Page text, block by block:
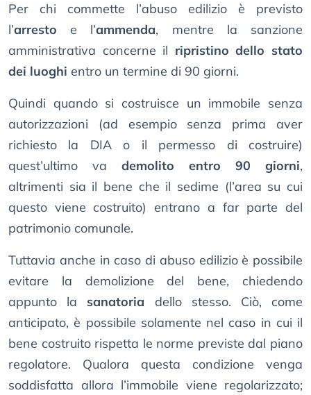
Per chi commette l’abuso edilizio è previsto
l’arresto e l’ammenda, mentre la sanzione
amministrativa concerne il ripristino dello stato
dei luoghi entro un termine di 90 giorni.
Quindi quando si costruisce un immobile senza
autorizzazioni (ad esempio senza prima aver
richiesto la DIA o il permesso di costruire)
quest’ultimo va demolito entro 90 giorni,
altrimenti sia il bene che il sedime (l’area su cui
questo viene costruito) entrano a far parte del
patrimonio comunale.
Tuttavia anche in caso di abuso edilizio è possibile
evitare la demolizione del bene, chiedendo
appunto la sanatoria dello stesso. Ciò, come
anticipato, è possibile solamente nel caso in cui il
bene costruito rispetta le norme previste dal piano
regolatore. Qualora questa condizione venga
soddisfatta allora l’immobile viene regolarizzato;